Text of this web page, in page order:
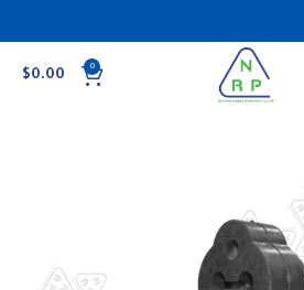
0
$0.00